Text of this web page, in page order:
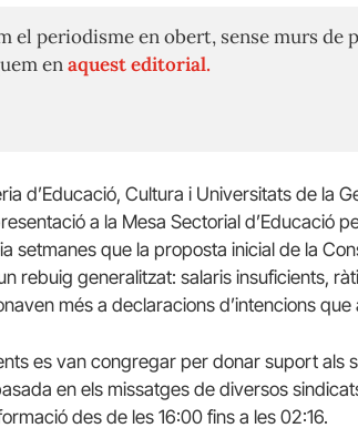
el periodisme en obert, sense murs de
enaquest editorial.
d’Educació, Cultura i Universitats de la
a la Mesa Sectorial d’Educació
setmanes que la proposta inicial de la
rebuig generalitzat: salaris insuficients,
més a declaracions d’intencions
es van congregar per donar suport als
en els missatges de diversos
des de les 16:00 fins a les 02:16.